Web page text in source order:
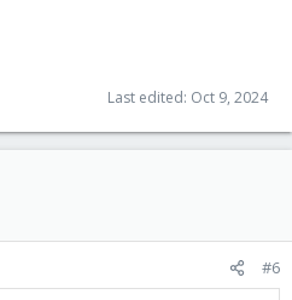
Last edited: Oct 9, 2024
#6